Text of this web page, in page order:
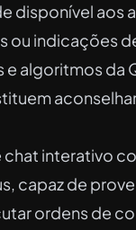
disponível aos
indicações
algoritmos da
interativo
capaz de
ordens de